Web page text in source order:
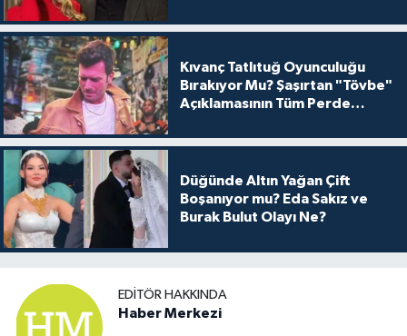
Kıvanç Tatlıtuğ Oyunculuğu
Bırakıyor Mu? Şaşırtan "Tövbe"
Açıklamasının Tüm Perde
Düğünde Altın Yağan Çift
Boşanıyor mu? Eda Sakız ve
Burak Bulut Olayı Ne?
EDITÖR HAKKINDA
Haber Merkezi